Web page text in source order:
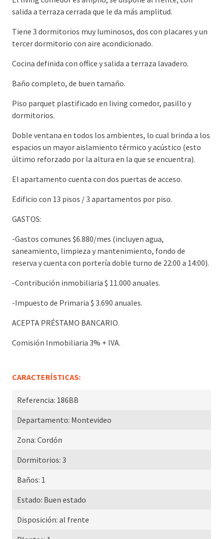
salida a terraza cerrada que le da más amplitud.
Tiene 3 dormitorios muy luminosos, dos con placares y un
tercer dormitorio con aire acondicionado.
Cocina definida con office y salida a terraza lavadero.
Baño completo, de buen tamaño.
Piso parquet plastificado en living comedor, pasillo y
dormitorios.
Doble ventana en todos los ambientes, lo cual brinda a los
espacios un mayor aislamiento térmico y acústico (esto
último reforzado por la altura en la que se encuentra).
El apartamento cuenta con dos puertas de acceso.
Edificio con 13 pisos / 3 apartamentos por piso.
GASTOS:
-Gastos comunes $6.880/mes (incluyen agua,
saneamiento, limpieza y mantenimiento, fondo de
reserva y cuenta con portería doble turno de 22:00 a 14:00).
-Contribución inmobiliaria $ 11.000 anuales.
-Impuesto de Primaria $ 3.690 anuales.
ACEPTA PRÉSTAMO BANCARIO.
Comisión Inmobiliaria 3% + IVA.
CARACTERÍSTICAS:
Referencia: 186BB
Departamento: Montevideo
Zona: Cordón
Dormitorios: 3
Baños: 1
Estado: Buen estado
Disposición: al frente